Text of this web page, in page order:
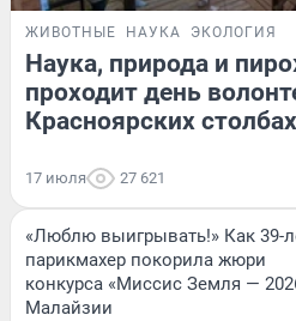
ЖИВОТНЫЕ НАУКА ЭКОЛОГИЯ
Наука, природа и
проходит день
Красноярских столбах
17 июля 27 621
«Люблю выигрывать!» Как 39-
парикмахер покорила жюри
конкурса «Миссис Земля —
Малайзии